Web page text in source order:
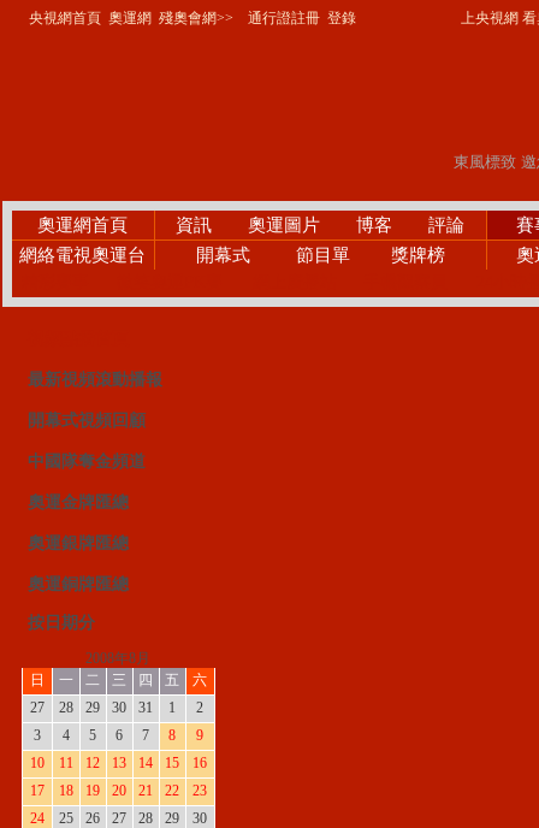
央視網首頁 奧運網 殘奧會網>> 通行證註冊 登錄 上央視網 看奧
奧運網首頁 資訊 奧運圖片 博客 評論
賽
網絡電視奧運台
開幕式 節目單 獎牌榜 奧
最新視頻滾動播報
開幕式視頻回顧
中國隊奪金頻道
奧運金牌匯總
奧運銀牌匯總
奧運銅牌匯總
按日期分
2008年8月
日
一 二 三 四 五
六
27
28 29 30 31 1
2
3
4 5 6 7 8
9
10
11 12 13 14 15
16
17
18 19 20 21 22
23
24
25 26 27 28 29 30